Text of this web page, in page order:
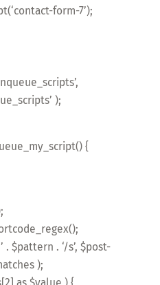
form-7’);
);
{
. $pattern . ‘/s’, $post-
);